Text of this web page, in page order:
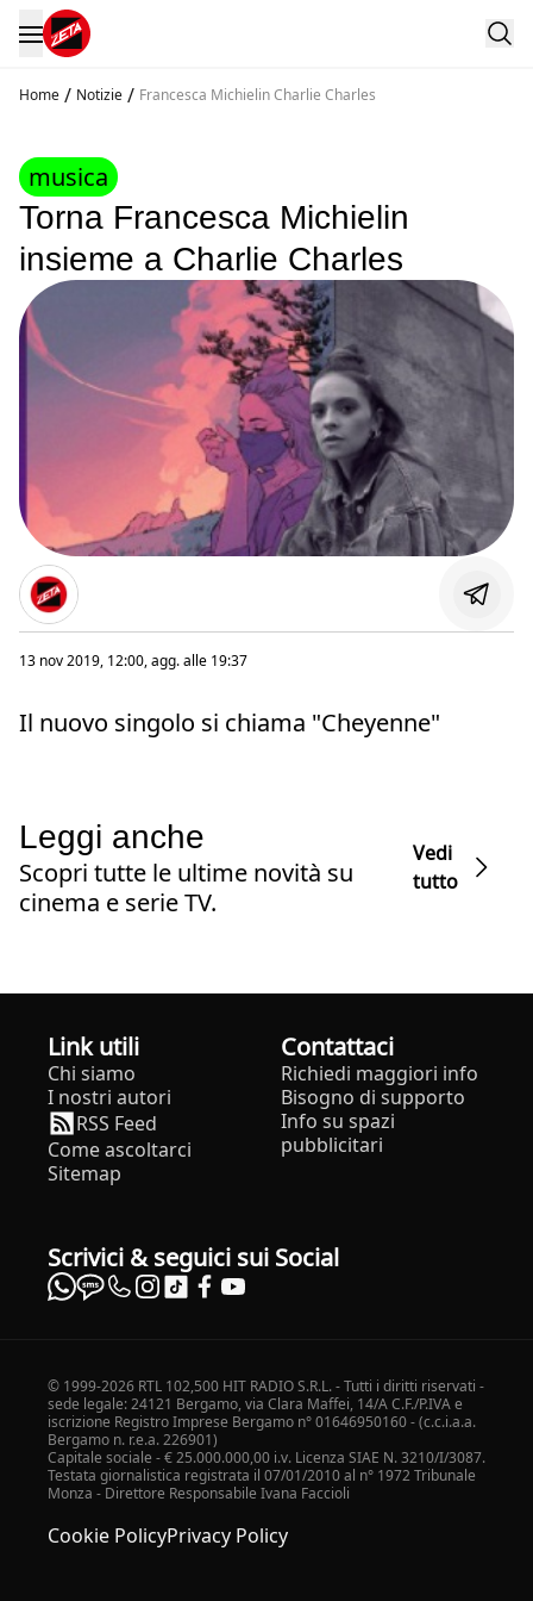
Home / Notizie / Francesca Michielin Charlie Charles
musica
Torna Francesca Michielin
insieme a Charlie Charles
13 nov 2019, 12:00, agg. alle 19:37
Il nuovo singolo si chiama "Cheyenne"
Leggi anche
Scopri tutte le ultime novità su
cinema e serie TV.
Vedi
tutto
Link utili
Chi siamo
I nostri autori
RSS Feed
Come ascoltarci
Sitemap
Contattaci
Richiedi maggiori info
Bisogno di supporto
Info su spazi
pubblicitari
Scrivici & seguici sui Social
© 1999-2026 RTL 102,500 HIT RADIO S.R.L. - Tutti i diritti riservati -
sede legale: 24121 Bergamo, via Clara Maffei, 14/A C.F./P.IVA e
iscrizione Registro Imprese Bergamo n° 01646950160 - (c.c.i.a.a.
Bergamo n. r.e.a. 226901)
Capitale sociale - € 25.000.000,00 i.v. Licenza SIAE N. 3210/I/3087.
Testata giornalistica registrata il 07/01/2010 al n° 1972 Tribunale
Monza - Direttore Responsabile Ivana Faccioli
Cookie PolicyPrivacy Policy